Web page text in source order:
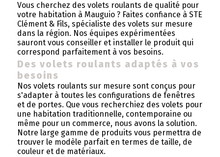
Vous cherchez des volets roulants de qualité pour
votre habitation à Mauguio ? Faites confiance à STE
Clément & Fils, spécialiste des volets sur mesure
dans la région. Nos équipes expérimentées
sauront vous conseiller et installer le produit qui
correspond parfaitement à vos besoins.
Des volets roulants adaptés à vos
besoins
Nos volets roulants sur mesure sont conçus pour
s'adapter à toutes les configurations de fenêtres
et de portes. Que vous recherchiez des volets pour
une habitation traditionnelle, contemporaine ou
même pour un commerce, nous avons la solution.
Notre large gamme de produits vous permettra de
trouver le modèle parfait en termes de taille, de
couleur et de matériaux.